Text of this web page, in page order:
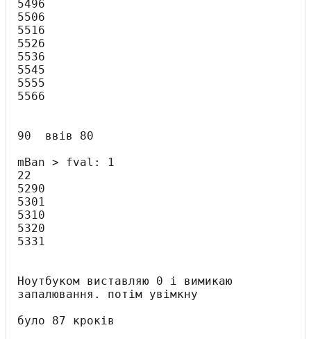
5496
5506
5516
5526
5536
5545
5555
5566
90  ввів 80
mBan > fval: 1
22
5290
5301
5310
5320
5331
Ноутбуком виставляю 0 і вимикаю
запалювання. потім увімкну
було 87 кроків